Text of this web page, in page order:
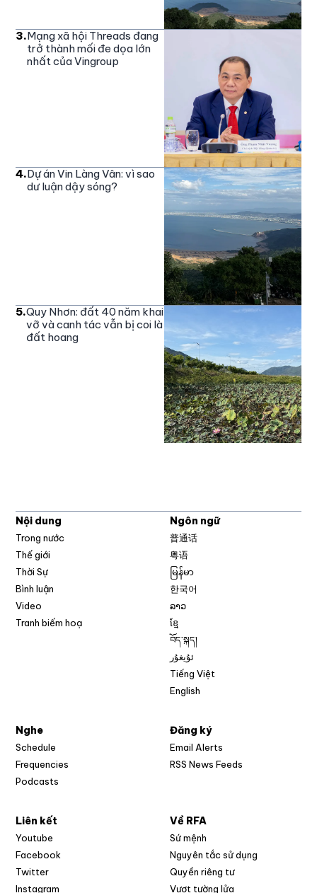
3.Mạng xã hội Threads đang
trở thành mối đe dọa lớn
nhất của Vingroup
4.Dự án Vin Làng Vân: vì sao
dư luận dậy sóng?
5.Quy Nhơn: đất 40 năm khai
vỡ và canh tác vẫn bị coi là
đất hoang
Nội dung
Trong nước
Thế giới
Thời Sự
Bình luận
Video
Tranh biếm hoạ
Ngôn ngữ
普通话
粤语
မြန်မာ
한국어
ລາວ
ខ្មែ
བོད་སྐད།
ئۇيغۇر
Tiếng Việt
English
Nghe
Schedule
Frequencies
Podcasts
Đăng ký
Email Alerts
RSS News Feeds
Liên kết
Youtube
Facebook
Twitter
Instagram
Về RFA
Sứ mệnh
Nguyên tắc sử dụng
Quyền riêng tư
Vượt tường lửa